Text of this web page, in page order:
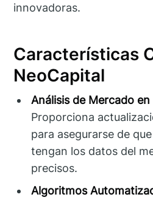
innovadoras.
Características
NeoCapital
Análisis de Mercado
Proporciona
para asegurarse de
tengan los datos del
precisos.
Algoritmos